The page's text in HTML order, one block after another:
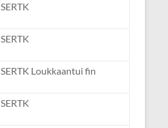
SERTK
SERTK
SERTK Loukkaantui fin
SERTK